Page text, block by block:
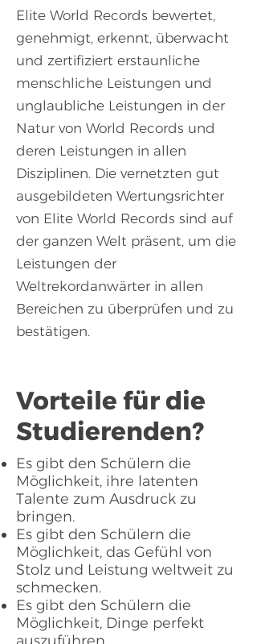
Elite World Records bewertet,
genehmigt, erkennt, überwacht
und zertifiziert erstaunliche
menschliche Leistungen und
unglaubliche Leistungen in der
Natur von World Records und
deren Leistungen in allen
Disziplinen. Die vernetzten gut
ausgebildeten Wertungsrichter
von Elite World Records sind auf
der ganzen Welt präsent, um die
Leistungen der
Weltrekordanwärter in allen
Bereichen zu überprüfen und zu
bestätigen.
Vorteile für die
Studierenden?
Es gibt den Schülern die
Möglichkeit, ihre latenten
Talente zum Ausdruck zu
bringen.
Es gibt den Schülern die
Möglichkeit, das Gefühl von
Stolz und Leistung weltweit zu
schmecken.
Es gibt den Schülern die
Möglichkeit, Dinge perfekt